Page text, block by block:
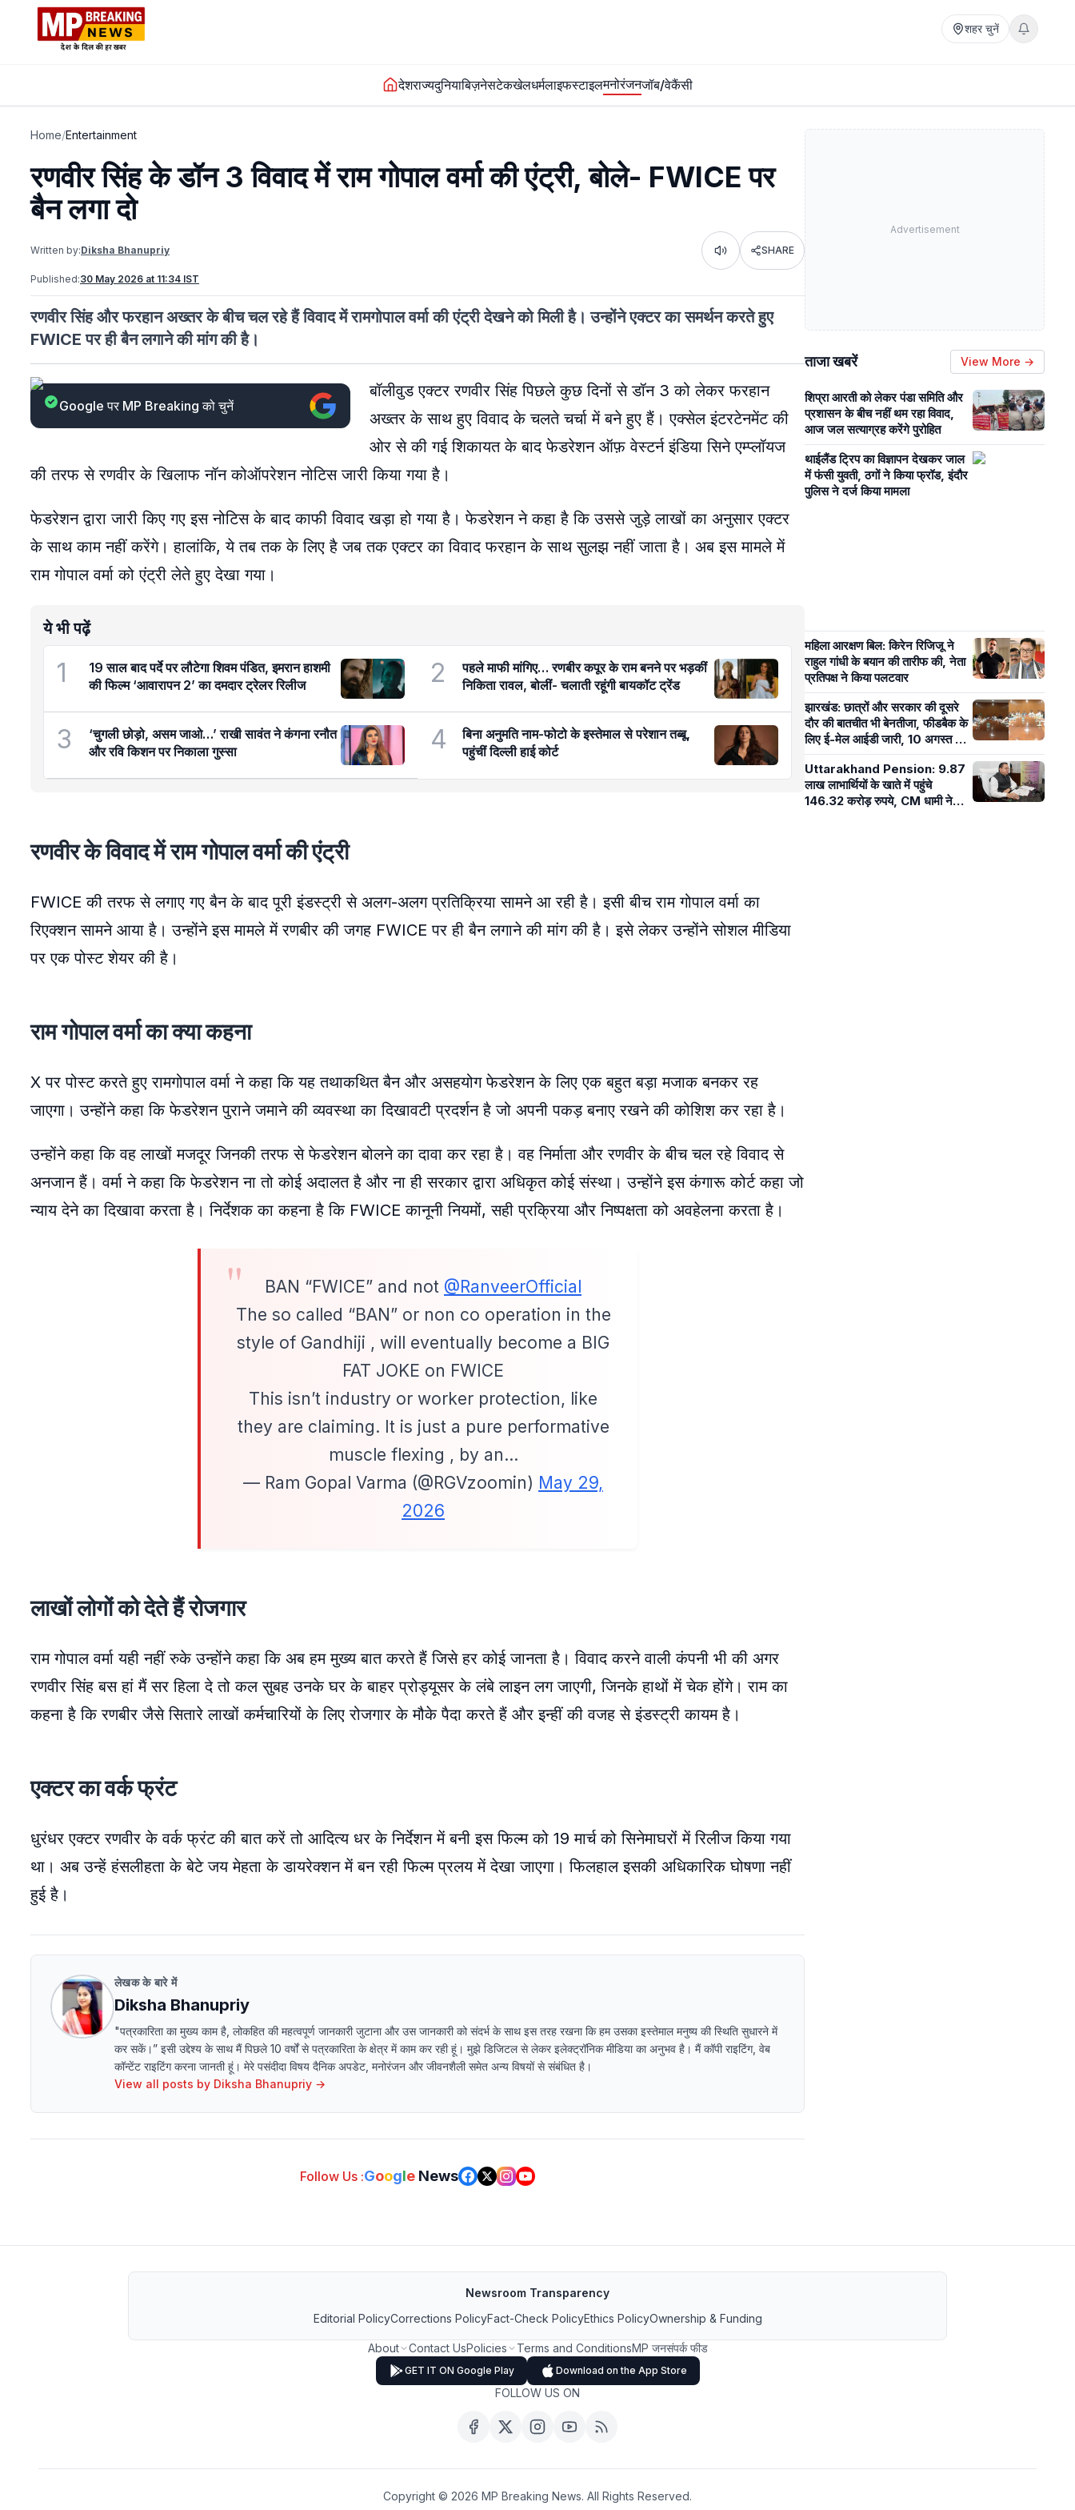
शहर चुनें
देशराज्यदुनियाबिज़नेसटेकखेलधर्मलाइफस्टाइलमनोरंजनजॉब/वेकैंसी
Home/Entertainment
रणवीर सिंह के डॉन 3 विवाद में राम गोपाल वर्मा की एंट्री, बोले- FWICE पर
बैन लगा दो
Written by:Diksha Bhanupriy Listen SHARE
Published:30 May 2026 at 11:34 IST
रणवीर सिंह और फरहान अख्तर के बीच चल रहे हैं विवाद में रामगोपाल वर्मा की एंट्री देखने को मिली है। उन्होंने एक्टर का समर्थन करते हुए
FWICE पर ही बैन लगाने की मांग की है।
Google पर MP Breaking को चुनें
बॉलीवुड एक्टर रणवीर सिंह पिछले कुछ दिनों से डॉन 3 को लेकर फरहान
अख्तर के साथ हुए विवाद के चलते चर्चा में बने हुए हैं। एक्सेल इंटरटेनमेंट की
ओर से की गई शिकायत के बाद फेडरेशन ऑफ़ वेस्टर्न इंडिया सिने एम्प्लॉयज
की तरफ से रणवीर के खिलाफ नॉन कोऑपरेशन नोटिस जारी किया गया है।
फेडरेशन द्वारा जारी किए गए इस नोटिस के बाद काफी विवाद खड़ा हो गया है। फेडरेशन ने कहा है कि उससे जुड़े लाखों का अनुसार एक्टर
के साथ काम नहीं करेंगे। हालांकि, ये तब तक के लिए है जब तक एक्टर का विवाद फरहान के साथ सुलझ नहीं जाता है। अब इस मामले में
राम गोपाल वर्मा को एंट्री लेते हुए देखा गया।
ये भी पढ़ें
1
19 साल बाद पर्दे पर लौटेगा शिवम पंडित, इमरान हाशमी
की फिल्म ‘आवारापन 2’ का दमदार ट्रेलर रिलीज
2
पहले माफी मांगिए… रणबीर कपूर के राम बनने पर भड़कीं
निकिता रावल, बोलीं- चलाती रहूंगी बायकॉट ट्रेंड
3
‘चुगली छोड़ो, असम जाओ…’ राखी सावंत ने कंगना रनौत
और रवि किशन पर निकाला गुस्सा
4
बिना अनुमति नाम-फोटो के इस्तेमाल से परेशान तब्बू,
पहुंचीं दिल्ली हाई कोर्ट
रणवीर के विवाद में राम गोपाल वर्मा की एंट्री
FWICE की तरफ से लगाए गए बैन के बाद पूरी इंडस्ट्री से अलग-अलग प्रतिक्रिया सामने आ रही है। इसी बीच राम गोपाल वर्मा का
रिएक्शन सामने आया है। उन्होंने इस मामले में रणबीर की जगह FWICE पर ही बैन लगाने की मांग की है। इसे लेकर उन्होंने सोशल मीडिया
पर एक पोस्ट शेयर की है।
राम गोपाल वर्मा का क्या कहना
X पर पोस्ट करते हुए रामगोपाल वर्मा ने कहा कि यह तथाकथित बैन और असहयोग फेडरेशन के लिए एक बहुत बड़ा मजाक बनकर रह
जाएगा। उन्होंने कहा कि फेडरेशन पुराने जमाने की व्यवस्था का दिखावटी प्रदर्शन है जो अपनी पकड़ बनाए रखने की कोशिश कर रहा है।
उन्होंने कहा कि वह लाखों मजदूर जिनकी तरफ से फेडरेशन बोलने का दावा कर रहा है। वह निर्माता और रणवीर के बीच चल रहे विवाद से
अनजान हैं। वर्मा ने कहा कि फेडरेशन ना तो कोई अदालत है और ना ही सरकार द्वारा अधिकृत कोई संस्था। उन्होंने इस कंगारू कोर्ट कहा जो
न्याय देने का दिखावा करता है। निर्देशक का कहना है कि FWICE कानूनी नियमों, सही प्रक्रिया और निष्पक्षता को अवहेलना करता है।
BAN “FWICE” and not @RanveerOfficial
The so called “BAN” or non co operation in the
style of Gandhiji , will eventually become a BIG
FAT JOKE on FWICE
This isn’t industry or worker protection, like
they are claiming. It is just a pure performative
muscle flexing , by an…
— Ram Gopal Varma (@RGVzoomin) May 29,
2026
लाखों लोगों को देते हैं रोजगार
राम गोपाल वर्मा यही नहीं रुके उन्होंने कहा कि अब हम मुख्य बात करते हैं जिसे हर कोई जानता है। विवाद करने वाली कंपनी भी की अगर
रणवीर सिंह बस हां मैं सर हिला दे तो कल सुबह उनके घर के बाहर प्रोड्यूसर के लंबे लाइन लग जाएगी, जिनके हाथों में चेक होंगे। राम का
कहना है कि रणबीर जैसे सितारे लाखों कर्मचारियों के लिए रोजगार के मौके पैदा करते हैं और इन्हीं की वजह से इंडस्ट्री कायम है।
एक्टर का वर्क फ्रंट
धुरंधर एक्टर रणवीर के वर्क फ्रंट की बात करें तो आदित्य धर के निर्देशन में बनी इस फिल्म को 19 मार्च को सिनेमाघरों में रिलीज किया गया
था। अब उन्हें हंसलीहता के बेटे जय मेहता के डायरेक्शन में बन रही फिल्म प्रलय में देखा जाएगा। फिलहाल इसकी अधिकारिक घोषणा नहीं
हुई है।
लेखक के बारे में
Diksha Bhanupriy
"पत्रकारिता का मुख्य काम है, लोकहित की महत्वपूर्ण जानकारी जुटाना और उस जानकारी को संदर्भ के साथ इस तरह रखना कि हम उसका इस्तेमाल मनुष्य की स्थिति सुधारने में
कर सकें।” इसी उद्देश्य के साथ मैं पिछले 10 वर्षों से पत्रकारिता के क्षेत्र में काम कर रही हूं। मुझे डिजिटल से लेकर इलेक्ट्रॉनिक मीडिया का अनुभव है। मैं कॉपी राइटिंग, वेब
कॉन्टेंट राइटिंग करना जानती हूं। मेरे पसंदीदा विषय दैनिक अपडेट, मनोरंजन और जीवनशैली समेत अन्य विषयों से संबंधित है।
View all posts by Diksha Bhanupriy →
Follow Us :Google News
Advertisement
ताजा खबरें View More →
शिप्रा आरती को लेकर पंडा समिति और
प्रशासन के बीच नहीं थम रहा विवाद,
आज जल सत्याग्रह करेंगे पुरोहित
थाईलैंड ट्रिप का विज्ञापन देखकर जाल
में फंसी युवती, ठगों ने किया फ्रॉड, इंदौर
पुलिस ने दर्ज किया मामला
महिला आरक्षण बिल: किरेन रिजिजू ने
राहुल गांधी के बयान की तारीफ की, नेता
प्रतिपक्ष ने किया पलटवार
झारखंड: छात्रों और सरकार की दूसरे
दौर की बातचीत भी बेनतीजा, फीडबैक के
लिए ई-मेल आईडी जारी, 10 अगस्त को
विधानसभा घेराव
Uttarakhand Pension: 9.87
लाख लाभार्थियों के खाते में पहुंचे
146.32 करोड़ रुपये, CM धामी ने
Newsroom Transparency
Editorial PolicyCorrections PolicyFact-Check PolicyEthics PolicyOwnership & Funding
About Contact UsPolicies Terms and ConditionsMP जनसंपर्क फीड
GET IT ON Google Play Download on the App Store
FOLLOW US ON
Copyright © 2026 MP Breaking News. All Rights Reserved.